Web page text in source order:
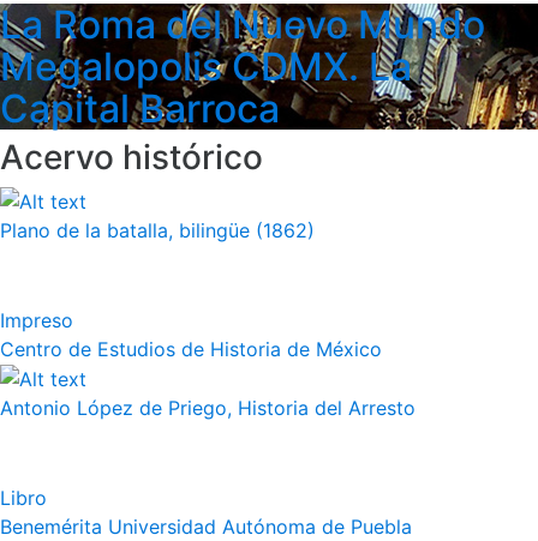
La Roma del Nuevo Mundo
Megalopolis CDMX. La
Capital Barroca
Acervo histórico
Plano de la batalla, bilingüe (1862)
Impreso
Centro de Estudios de Historia de México
Antonio López de Priego, Historia del Arresto
Libro
Benemérita Universidad Autónoma de Puebla